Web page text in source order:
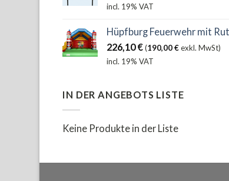
incl. 19% VAT
Hüpfburg Feuerwehr mit
226,10€ (190,00€exkl. MwSt)
incl. 19% VAT
IN DER ANGEBOTS LISTE
Keine Produkte in der Liste